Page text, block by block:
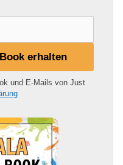
erhalten
und E-Mails von Just